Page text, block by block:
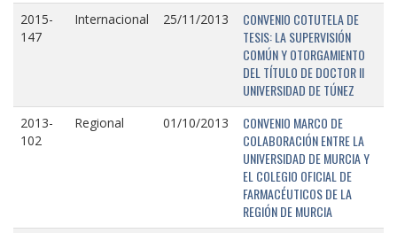
2015-
147
Internacional 25/11/2013
CONVENIO COTUTELA DE
TESIS: LA SUPERVISIÓN
COMÚN Y OTORGAMIENTO
DEL TÍTULO DE DOCTOR II
UNIVERSIDAD DE TÚNEZ
2013-
102
Regional 01/10/2013
CONVENIO MARCO DE
COLABORACIÓN ENTRE LA
UNIVERSIDAD DE MURCIA Y
EL COLEGIO OFICIAL DE
FARMACÉUTICOS DE LA
REGIÓN DE MURCIA